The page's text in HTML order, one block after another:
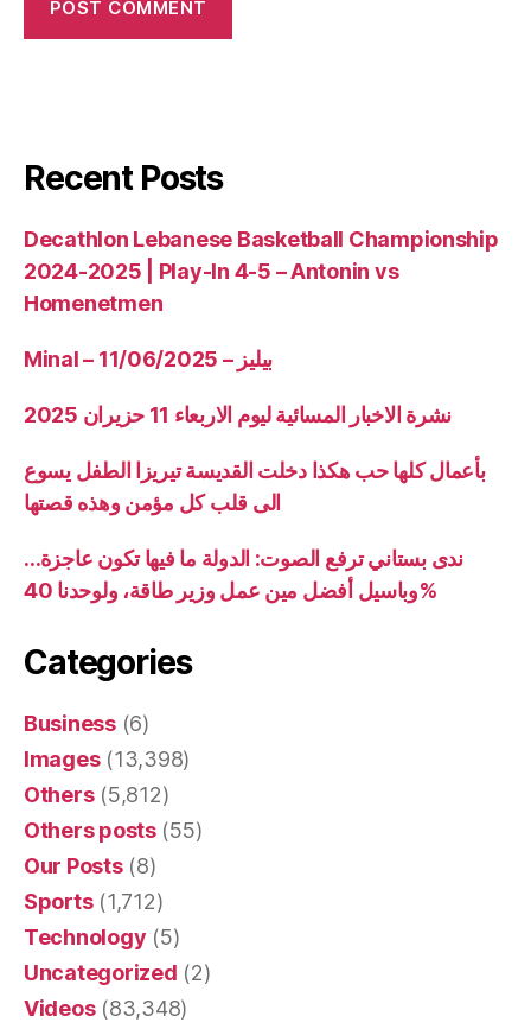
Recent Posts
Decathlon Lebanese Basketball Championship
2024-2025 | Play-In 4-5 – Antonin vs
Homenetmen
Minal – 11/06/2025 – بيليز
نشرة الاخبار المسائية ليوم الاربعاء 11 حزيران 2025
بأعمال كلها حب هكذا دخلت القديسة تيريزا الطفل يسوع
الى قلب كل مؤمن وهذه قصتها
ندى بستاني ترفع الصوت: الدولة ما فيها تكون عاجزة…
وباسيل أفضل مين عمل وزير طاقة، ولوحدنا 40%
Categories
Business(6)
Images(13,398)
Others(5,812)
Others posts(55)
Our Posts(8)
Sports(1,712)
Technology (5)
Uncategorized (2)
Videos(83,348)